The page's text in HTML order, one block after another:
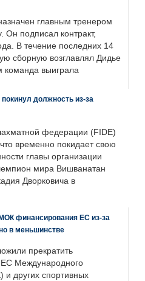
главным тренером
подписал контракт,
В течение последних 14
сборную возглавлял Дидье
команда выиграла
должность из-за
федерации (FIDE)
временно покидает свою
главы организации
мира Вишванатан
Дворковича в
финансирования ЕС из-за
в меньшинстве
прекратить
Международного
и других спортивных